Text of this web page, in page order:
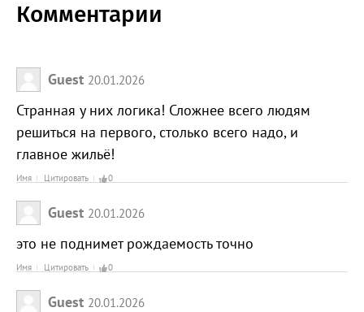
Комментарии
Guest 20.01.2026
Странная у них логика! Сложнее всего людям
решиться на первого, столько всего надо, и
главное жильё!
Имя Цитировать 0
Guest 20.01.2026
это не поднимет рождаемость точно
Имя Цитировать 0
Guest 20.01.2026